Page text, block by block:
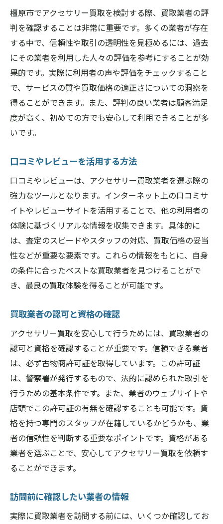
橿原市でアクセサリー買取を検討する際、買取業者の評
判を確認することは非常に重要です。多くの業者が存在
する中で、信頼性や取引の透明性を見極めるには、過去
にその業者を利用した人々の評価を参考にすることが効
果的です。実際に利用者の声や評価をチェックすること
で、サービスの質や買取価格の適正さについての洞察を
得ることができます。また、評判の良い業者は顧客満足
度が高く、初めての方でも安心して利用できることが多
いです。
口コミやレビューを活用する方法
口コミやレビューは、アクセサリー買取業者を選ぶ際の
強力なツールとなります。インターネット上の口コミサ
イトやレビューサイトを活用することで、他の利用者の
体験に基づくリアルな情報を収集できます。具体的に
は、査定のスピードやスタッフの対応、買取価格の妥当
性などが重要な要素です。これらの情報をもとに、自身
の条件に合ったベストな買取業者を見つけることがで
き、最良の買取体験を得ることが可能です。
買取業者の認可と資格の確認
アクセサリー買取を安心して行うためには、買取業者の
認可と資格を確認することが重要です。信頼できる業者
は、必ず古物商許可証を取得しています。この許可証
は、警察署が発行するもので、法的に認められた取引を
行うための基本条件です。また、業者のウェブサイトや
店頭でこの許可証の有無を確認することも可能です。資
格を持つ専門のスタッフが在籍しているかどうかも、業
者の信頼性を判断する重要なポイントです。資格がある
業者を選ぶことで、安心してアクセサリー買取を依頼す
ることができます。
訪問前に確認したい業者の情報
実際に買取業者を訪問する前には、いくつか確認してお